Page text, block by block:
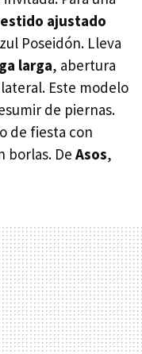
ajustado
Poseidón​. Lleva
larga, abertura
Este modelo
de piernas.
de fiesta con
borlas. De Asos,